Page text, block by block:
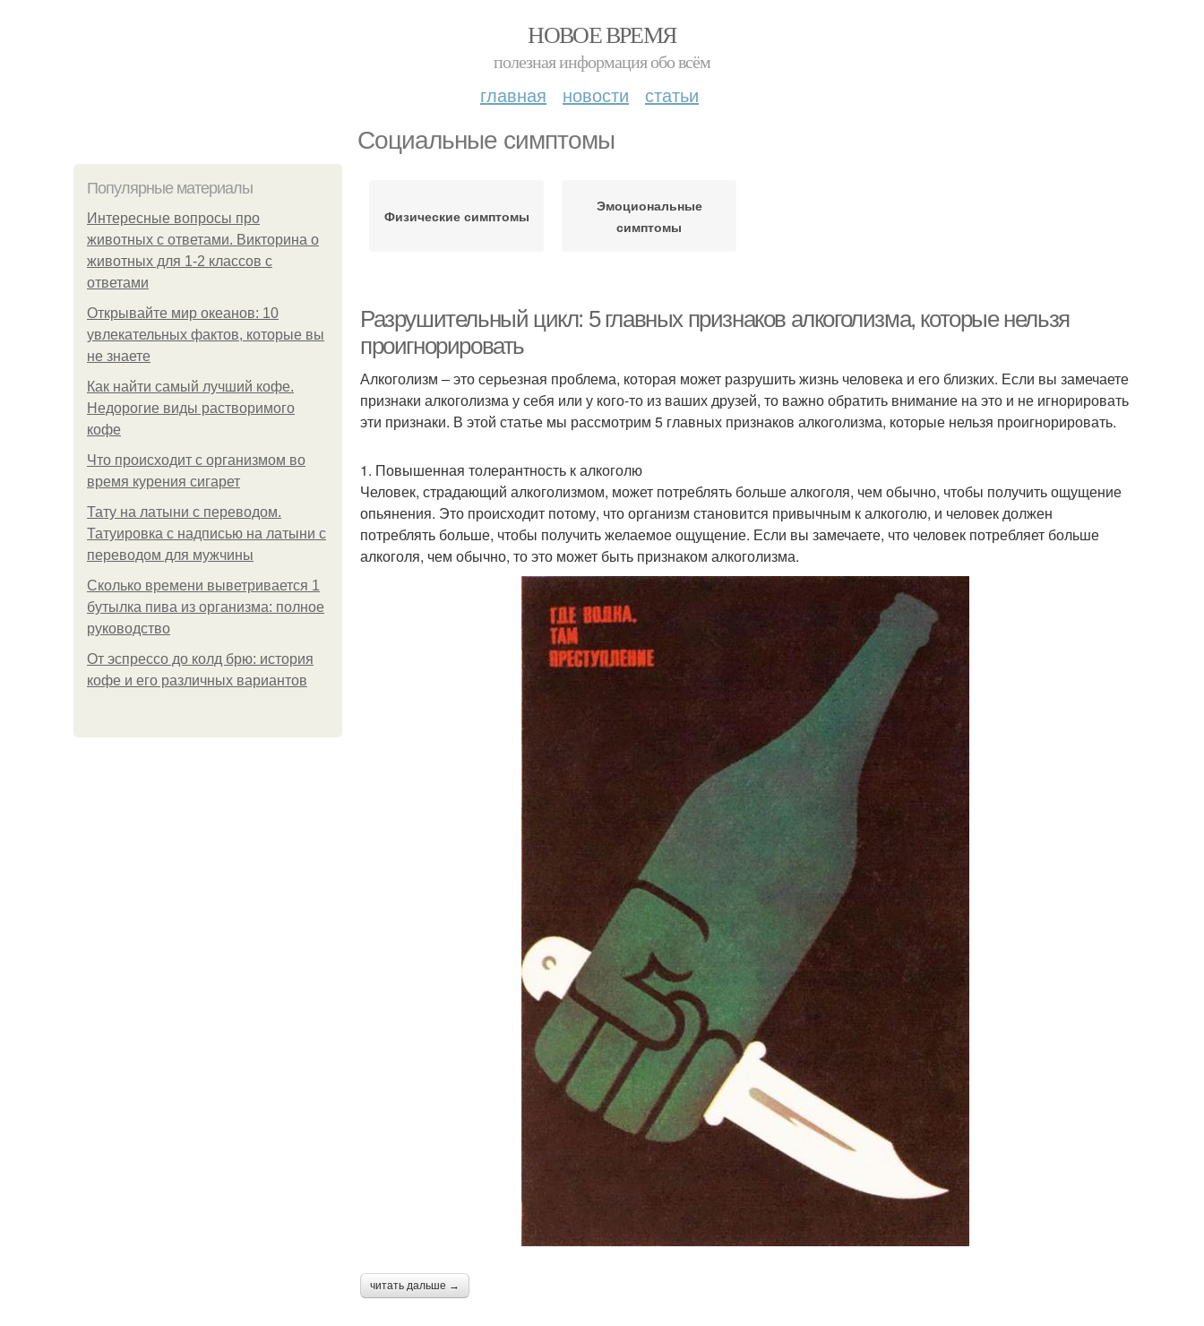
НОВОЕ ВРЕМЯ
полезная информация обо всём
главная новости статьи
Социальные симптомы
Популярные материалы
Интересные вопросы про
животных с ответами. Викторина о
животных для 1-2 классов с
ответами
Открывайте мир океанов: 10
увлекательных фактов, которые вы
не знаете
Как найти самый лучший кофе.
Недорогие виды растворимого
кофе
Что происходит с организмом во
время курения сигарет
Тату на латыни с переводом.
Татуировка с надписью на латыни с
переводом для мужчины
Сколько времени выветривается 1
бутылка пива из организма: полное
руководство
От эспрессо до колд брю: история
кофе и его различных вариантов
Физические симптомы
Эмоциональные
симптомы
Разрушительный цикл: 5 главных признаков алкоголизма, которые нельзя
проигнорировать
Алкоголизм – это серьезная проблема, которая может разрушить жизнь человека и его близких. Если вы замечаете
признаки алкоголизма у себя или у кого-то из ваших друзей, то важно обратить внимание на это и не игнорировать
эти признаки. В этой статье мы рассмотрим 5 главных признаков алкоголизма, которые нельзя проигнорировать.
1. Повышенная толерантность к алкоголю
Человек, страдающий алкоголизмом, может потреблять больше алкоголя, чем обычно, чтобы получить ощущение
опьянения. Это происходит потому, что организм становится привычным к алкоголю, и человек должен
потреблять больше, чтобы получить желаемое ощущение. Если вы замечаете, что человек потребляет больше
алкоголя, чем обычно, то это может быть признаком алкоголизма.
читать дальше →